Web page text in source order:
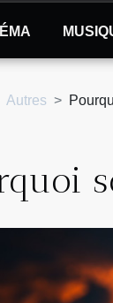
Autres